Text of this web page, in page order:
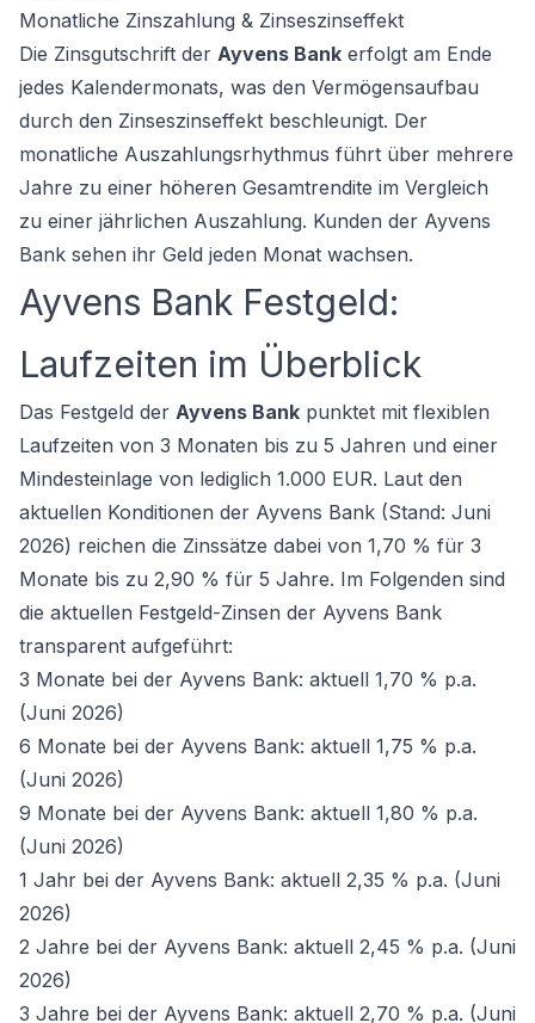
Monatliche Zinszahlung & Zinseszinseffekt
Die Zinsgutschrift der Ayvens Bank erfolgt am Ende
jedes Kalendermonats, was den Vermögensaufbau
durch den Zinseszinseffekt beschleunigt. Der
monatliche Auszahlungsrhythmus führt über mehrere
Jahre zu einer höheren Gesamtrendite im Vergleich
zu einer jährlichen Auszahlung. Kunden der Ayvens
Bank sehen ihr Geld jeden Monat wachsen.
Ayvens Bank Festgeld:
Laufzeiten im Überblick
Das Festgeld der Ayvens Bank punktet mit flexiblen
Laufzeiten von 3 Monaten bis zu 5 Jahren und einer
Mindesteinlage von lediglich 1.000 EUR. Laut den
aktuellen Konditionen der Ayvens Bank (Stand: Juni
2026) reichen die Zinssätze dabei von 1,70 % für 3
Monate bis zu 2,90 % für 5 Jahre. Im Folgenden sind
die aktuellen Festgeld-Zinsen der Ayvens Bank
transparent aufgeführt:
3 Monate bei der Ayvens Bank: aktuell 1,70 % p.a.
(Juni 2026)
6 Monate bei der Ayvens Bank: aktuell 1,75 % p.a.
(Juni 2026)
9 Monate bei der Ayvens Bank: aktuell 1,80 % p.a.
(Juni 2026)
1 Jahr bei der Ayvens Bank: aktuell 2,35 % p.a. (Juni
2026)
2 Jahre bei der Ayvens Bank: aktuell 2,45 % p.a. (Juni
2026)
3 Jahre bei der Ayvens Bank: aktuell 2,70 % p.a. (Juni